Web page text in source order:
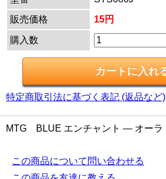
販売価格
15円
購入数
特定商取引法に基づく表記 (返品など)
MTG BLUE エンチャント ― オーラ
この商品について問い合わせる